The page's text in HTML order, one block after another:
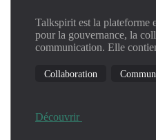
Talkspirit est la plateforme
pour la gouvernance, la
communication. Elle
Collaboration
Découvrir